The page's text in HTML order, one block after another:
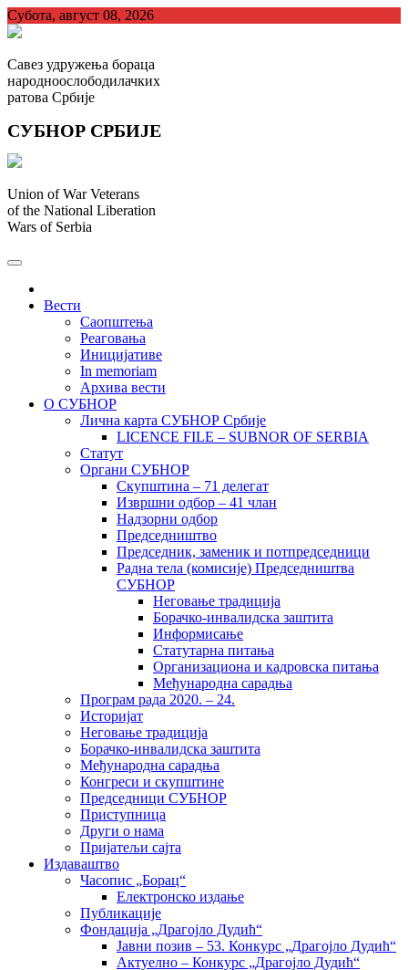
Skip
to
Субота, август 08, 2026
Савез удружења бораца
народноослободилачких
ратова Србије
СУБНОР СРБИЈЕ
Union of War Veterans
of the National Liberation
Wars of Serbia
Вести
Саопштења
Реаговања
Иницијативе
In memoriam
Архива вести
О СУБНОР
Лична карта СУБНОР Србије
LICENCE FILE – SUBNOR OF SERBIA
Статут
Органи СУБНОР
Скупштина – 71 делегат
Извршни одбор – 41 члан
Надзорни одбор
Председништво
Председник, заменик и потпредседници
Радна тела (комисије) Председништва
СУБНОР
Неговање традиција
Борачко-инвалидска заштита
Информисање
Статутарна питања
Организациона и кадровска питања
Међународна сарадња
Програм рада 2020. – 24.
Историјат
Неговање традиција
Борачко-инвалидска заштита
Међународна сарадња
Конгреси и скупштине
Председници СУБНОР
Приступница
Други о нама
Пријатељи сајта
Издаваштво
Часопис „Борац“
Електронско издање
Публикације
Фондација „Драгојло Дудић“
Јавни позив – 53. Конкурс „Драгојло Дудић“
Актуелно – Конкурс „Драгојло Дудић“